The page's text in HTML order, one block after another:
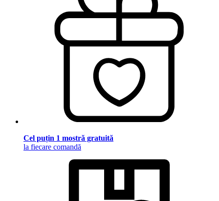
Cel puțin 1 mostră gratuită
la fiecare comandă